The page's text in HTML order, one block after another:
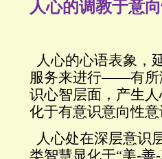
人心的调教于意
人心的心语表象，
服务来进行——有所
识心智层面，产生
化于有意识意向性意
人心处在深层意识
类智慧显化于“美-善-